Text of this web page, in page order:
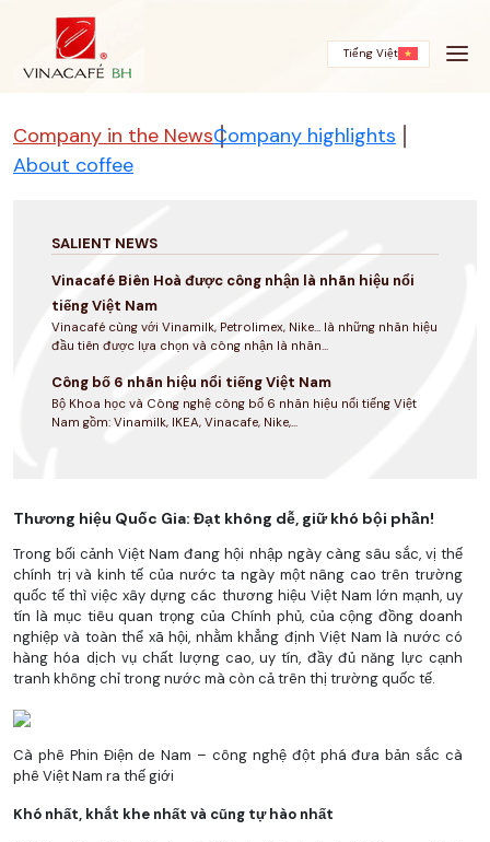
Tiếng Việt
Company in the NewsCompany highlights
About coffee
SALIENT NEWS
Vinacafé Biên Hoà được công nhận là nhãn hiệu nổi
tiếng Việt Nam
Vinacafé cùng với Vinamilk, Petrolimex, Nike... là những nhãn hiệu
đầu tiên được lựa chọn và công nhận là nhãn...
Công bố 6 nhãn hiệu nổi tiếng Việt Nam
Bộ Khoa học và Công nghệ công bố 6 nhãn hiệu nổi tiếng Việt
Nam gồm: Vinamilk, IKEA, Vinacafe, Nike,...
Thương hiệu Quốc Gia: Đạt không dễ, giữ khó bội phần!
Trong bối cảnh Việt Nam đang hội nhập ngày càng sâu sắc, vị thế
chính trị và kinh tế của nước ta ngày một nâng cao trên trường
quốc tế thì việc xây dựng các thương hiệu Việt Nam lớn mạnh, uy
tín là mục tiêu quan trọng của Chính phủ, của cộng đồng doanh
nghiệp và toàn thể xã hội, nhằm khẳng định Việt Nam là nước có
hàng hóa dịch vụ chất lượng cao, uy tín, đầy đủ năng lực cạnh
tranh không chỉ trong nước mà còn cả trên thị trường quốc tế.
Cà phê Phin Điện de Nam – công nghệ đột phá đưa bản sắc cà
phê Việt Nam ra thế giới
Khó nhất, khắt khe nhất và cũng tự hào nhất